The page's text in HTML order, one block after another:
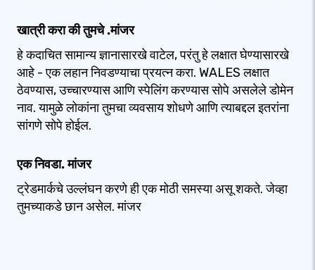
खात्री करा की तुमचे .मांजर
हे कदाचित सामान्य ज्ञानासारखे वाटेल, परंतु हे लक्षात घेण्यासारखे
आहे - एक लहान निवडण्याचा प्रयत्न करा. WALES लक्षात
ठेवण्यास, उच्चारण्यास आणि स्पेलिंग करण्यास सोपे असलेले डोमेन
नाव. यामुळे लोकांना तुमचा व्यवसाय शोधणे आणि त्याबद्दल इतरांना
सांगणे सोपे होईल.
एक निवडा. मांजर
ट्रेडमार्कचे उल्लंघन करणे ही एक मोठी समस्या असू शकते. जेव्हा
तुमच्याकडे छान असेल. मांजर